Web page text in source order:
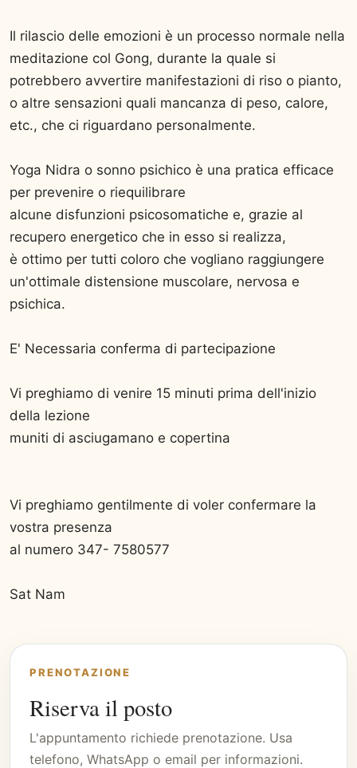
Il rilascio delle emozioni è un processo normale nella
meditazione col Gong, durante la quale si
potrebbero avvertire manifestazioni di riso o pianto,
o altre sensazioni quali mancanza di peso, calore,
etc., che ci riguardano personalmente.
Yoga Nidra o sonno psichico è una pratica efficace
per prevenire o riequilibrare
alcune disfunzioni psicosomatiche e, grazie al
recupero energetico che in esso si realizza,
è ottimo per tutti coloro che vogliano raggiungere
un'ottimale distensione muscolare, nervosa e
psichica.
E' Necessaria conferma di partecipazione
Vi preghiamo di venire 15 minuti prima dell'inizio
della lezione
muniti di asciugamano e copertina
Vi preghiamo gentilmente di voler confermare la
vostra presenza
al numero 347- 7580577
Sat Nam
PRENOTAZIONE
Riserva il posto
L'appuntamento richiede prenotazione. Usa
telefono, WhatsApp o email per informazioni.